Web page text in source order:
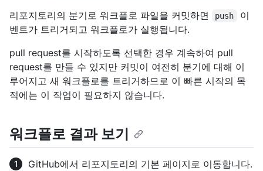
리포지토리의 분기로 워크플로 파일을 커밋하면 push
이
벤트가 트리거되고 워크플로가 실행됩니다.
pull request를 시작하도록 선택한 경우 계속하여 pull
request를 만들 수 있지만 커밋이 여전히 분기에 대해 이
루어지고 새 워크플로를 트리거하므로 이 빠른 시작의 목
적에는 이 작업이 필요하지 않습니다.
워크플로 결과 보기
GitHub에서 리포지토리의 기본 페이지로 이동합니다.